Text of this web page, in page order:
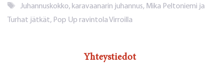
Avainsanat
Juhannuskokko, karavaanarin juhannus, Mika Peltoniemi ja
Turhat jätkät, Pop Up ravintola Virroilla
Yhteystiedot